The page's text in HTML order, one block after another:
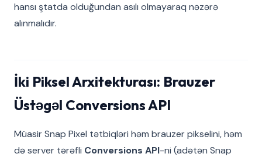
hansı ştatda olduğundan asılı olmayaraq nəzərə
alınmalıdır.
İki Piksel Arxitekturası: Brauzer
Üstəgəl Conversions API
Müasir Snap Pixel tətbiqləri həm brauzer pikselini, həm
də server tərəfli Conversions API-ni (adətən Snap